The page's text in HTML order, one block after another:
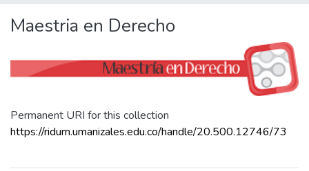
Maestria en Derecho
Permanent URI for this collection
https://ridum.umanizales.edu.co/handle/20.500.12746/73